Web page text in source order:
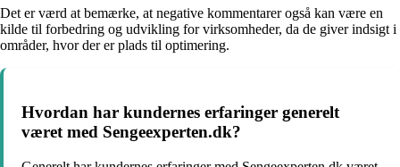
Det er værd at bemærke, at negative kommentarer også kan være en
kilde til forbedring og udvikling for virksomheder, da de giver indsigt i
områder, hvor der er plads til optimering.
Hvordan har kundernes erfaringer generelt
været med Sengeexperten.dk?